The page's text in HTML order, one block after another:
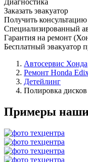
Заказать эвакуатор
Получить консультацию
Специализированный
Гарантия на ремонт
Бесплатный эвакуатор
Автосервис Хонда
Ремонт Honda
Детейлинг
Полировка дисков
Примеры